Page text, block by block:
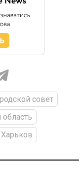
совет
Харьков